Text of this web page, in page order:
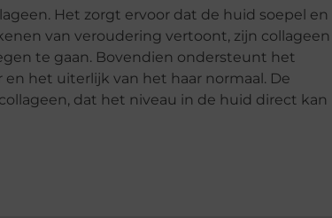
Het zorgt ervoor dat de huid soepel en
van veroudering vertoont, zijn collageen
te gaan. Bovendien ondersteunt het
het uiterlijk van het haar normaal. De
dat het niveau in de huid direct kan